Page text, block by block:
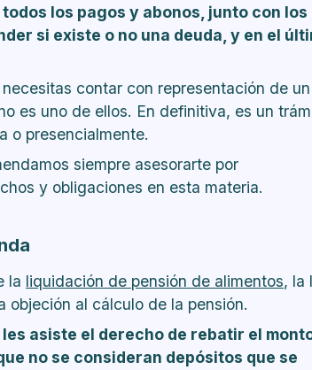
los pagos y abonos, junto con los
si existe o no una deuda, y en el
contar con representación de un
es uno de ellos. En definitiva, es un
o presencialmente.
siempre asesorarte por
y obligaciones en esta materia.
la liquidación de pensión de alimentos, la
objeción al cálculo de la pensión.
asiste el derecho de rebatir el
no se consideran depósitos que se